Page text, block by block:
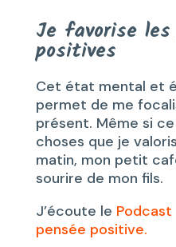
Je favorise les
positives
Cet état mental et
permet de me
présent. Même si
choses que je
matin, mon petit
sourire de mon fils.
J’écoute le
pensée positive.